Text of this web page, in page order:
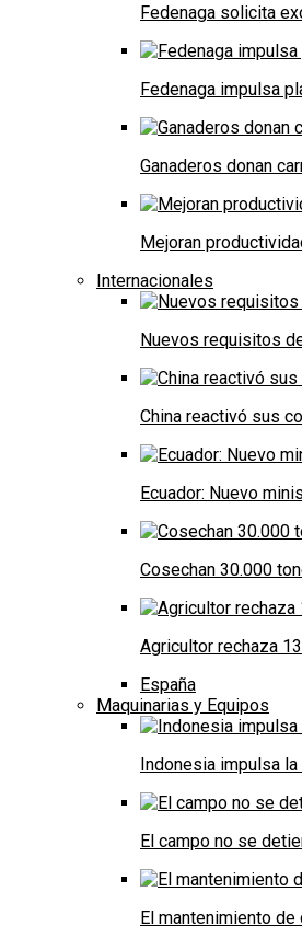
Fedenaga solicita
Fedenaga impulsa
Ganaderos donan
Mejoran
Internacionales
Nuevos requisitos
China reactivó sus
Ecuador: Nuevo
Cosechan 30.000
Agricultor rechaza
España
Maquinarias y Equipos
Indonesia impulsa
El campo no se
El mantenimiento